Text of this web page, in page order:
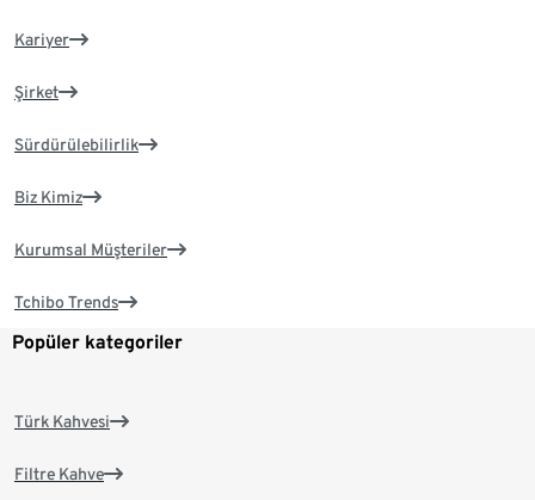
Kariyer
Şirket
Sürdürülebilirlik
Biz Kimiz
Kurumsal Müşteriler
Tchibo Trends
Popüler kategoriler
Türk Kahvesi
Filtre Kahve